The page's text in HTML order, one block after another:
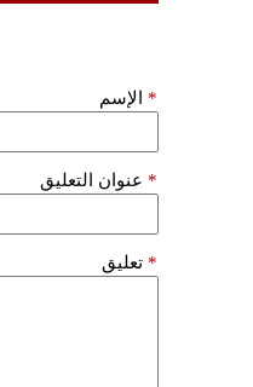
الإسم *
عنوان التعليق *
تعليق *